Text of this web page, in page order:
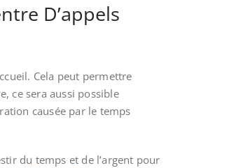
D’appels
Cela peut permettre
ce sera aussi possible
causée par le temps
du temps et de l’argent pour